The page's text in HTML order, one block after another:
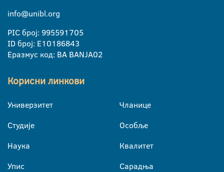
info@unibl.org
PIC број: 995591705
ID број: E10186843
Еразмус код: BA BANJA02
Корисни линкови
Универзитет
Студије
Наука
Упис
Чланице
Особље
Квалитет
Сарадња